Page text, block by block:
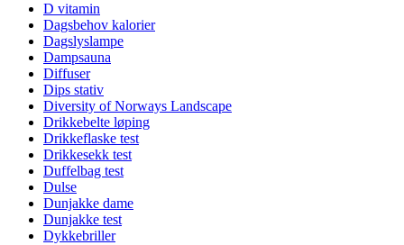
D vitamin
Dagsbehov kalorier
Dagslyslampe
Dampsauna
Diffuser
Dips stativ
Diversity of Norways Landscape
Drikkebelte løping
Drikkeflaske test
Drikkesekk test
Duffelbag test
Dulse
Dunjakke dame
Dunjakke test
Dykkebriller